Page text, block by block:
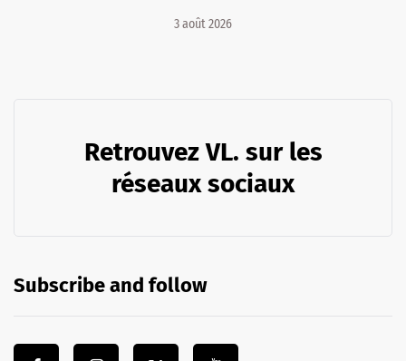
3 août 2026
Retrouvez VL. sur les
réseaux sociaux
Subscribe and follow